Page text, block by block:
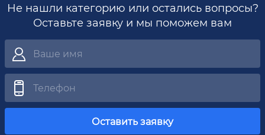
Не нашли категорию или остались вопросы?
Оставьте заявку и мы поможем вам
Оставить заявку